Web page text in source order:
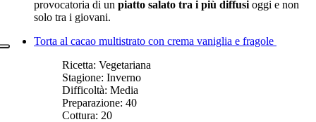
provocatoria di un piatto salato tra i più diffusi oggi e non
solo tra i giovani.
Torta al cacao multistrato con crema vaniglia e fragole
Ricetta: Vegetariana
Stagione: Inverno
Difficoltà: Media
Preparazione: 40
Cottura: 20